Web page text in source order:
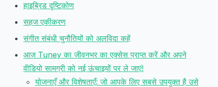
हाइब्रिड दृष्टिकोण
सहज एकीकरण
संगीत संबंधी चुनौतियों को अलविदा कहें
आज Tuney का जीवनभर का एक्सेस प्राप्त करें और अपने
वीडियो सामग्री को नई ऊंचाइयों पर ले जाएं!
योजनाएँ और विशेषताएँ: जो आपके लिए सबसे उपयुक्त है उसे